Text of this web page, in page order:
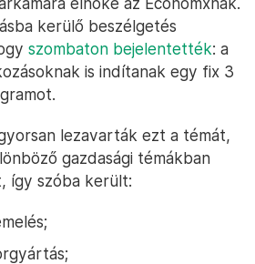
kerülő beszélgetés
szombaton bejelentették: a
is indítanak egy fix 3
lezavarták ezt a témát,
gazdasági témákban
így szóba került: